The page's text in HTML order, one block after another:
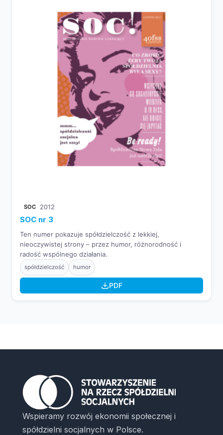
SOC 2012
SOC nr 3
Ten numer pokazuje spółdzielczość z lekkiej,
nieoczywistej strony – przez humor, różnorodność i
radość wspólnego działania.
spółdzielczość humor
PDF
Wspieramy rozwój ekonomii społecznej i
spółdzielni socjalnych w Polsce.